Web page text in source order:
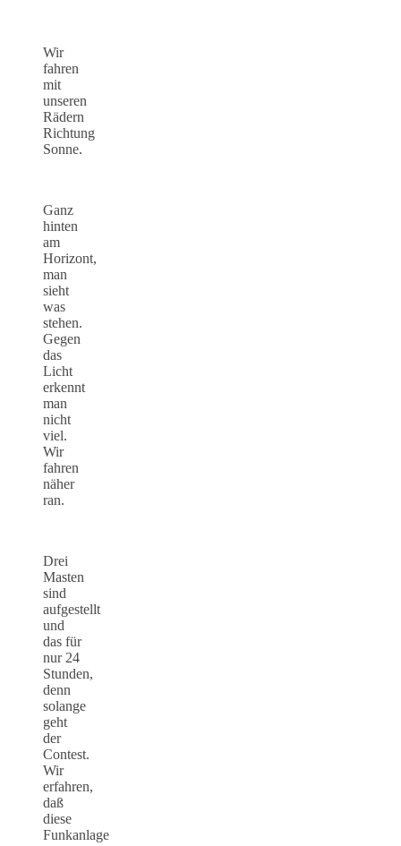
Wir
fahren
mit
unseren
Rädern
Richtung
Sonne.
Ganz
hinten
am
Horizont,
man
sieht
was
stehen.
Gegen
das
Licht
erkennt
man
nicht
viel.
Wir
fahren
näher
ran.
Drei
Masten
sind
aufgestellt
und
das für
nur 24
Stunden,
denn
solange
geht
der
Contest.
Wir
erfahren,
daß
diese
Funkanlage